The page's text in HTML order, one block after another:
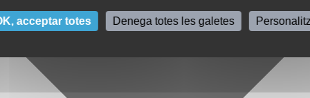
acceptar totes Denega totes les galetes